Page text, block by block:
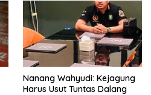
Nanang Wahyudi: Kejagung
Harus Usut Tuntas Dalang